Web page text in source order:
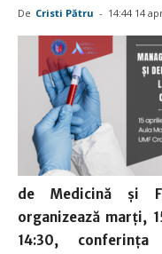
De Cristi Pătru - 14:44 14
de Medicină și
organizează marți,
14:30, conferința